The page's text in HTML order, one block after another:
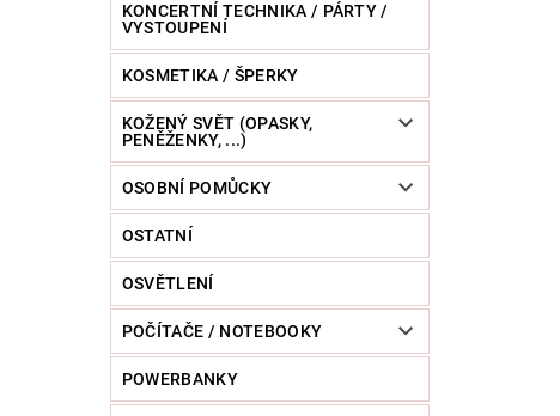
KONCERTNÍ TECHNIKA / PÁRTY /
VYSTOUPENÍ
KOSMETIKA / ŠPERKY
KOŽENÝ SVĚT (OPASKY,
PENĚŽENKY, ...)
OSOBNÍ POMŮCKY
OSTATNÍ
OSVĚTLENÍ
POČÍTAČE / NOTEBOOKY
POWERBANKY